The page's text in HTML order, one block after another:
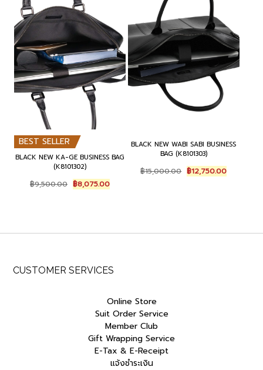
BEST SELLER
BLACK NEW KA-GE BUSINESS BAG
(K8101302)
฿9,500.00 Original
price
฿8,075.00Current
price
BLACK NEW WABI SABI BUSINESS
BAG (K8101303)
฿15,000.00 Original
price
฿12,750.00Current
price
CUSTOMER SERVICES
Online Store
Suit Order Service
Member Club
Gift Wrapping Service
E-Tax & E-Receipt
แจ้งชำระเงิน